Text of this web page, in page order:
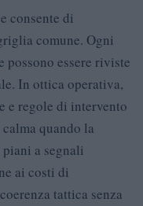
e consente di
comune. Ogni
essere riviste
In ottica operativa,
e regole di intervento
quando la
a segnali
ai costi di
tattica senza